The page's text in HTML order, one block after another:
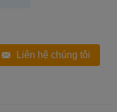
Liên hệ chúng tôi